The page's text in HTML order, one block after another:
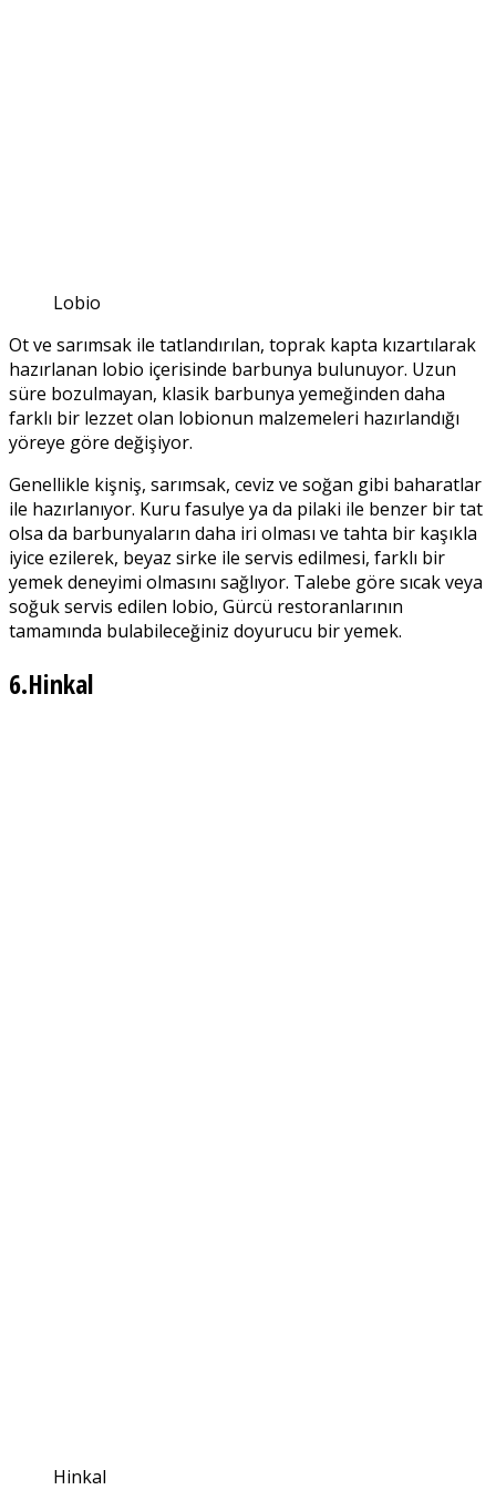
Lobio
Ot ve sarımsak ile tatlandırılan, toprak kapta kızartılarak
hazırlanan lobio içerisinde barbunya bulunuyor. Uzun
süre bozulmayan, klasik barbunya yemeğinden daha
farklı bir lezzet olan lobionun malzemeleri hazırlandığı
yöreye göre değişiyor.
Genellikle kişniş, sarımsak, ceviz ve soğan gibi baharatlar
ile hazırlanıyor. Kuru fasulye ya da pilaki ile benzer bir tat
olsa da barbunyaların daha iri olması ve tahta bir kaşıkla
iyice ezilerek, beyaz sirke ile servis edilmesi, farklı bir
yemek deneyimi olmasını sağlıyor. Talebe göre sıcak veya
soğuk servis edilen lobio, Gürcü restoranlarının
tamamında bulabileceğiniz doyurucu bir yemek.
6.Hinkal
Hinkal